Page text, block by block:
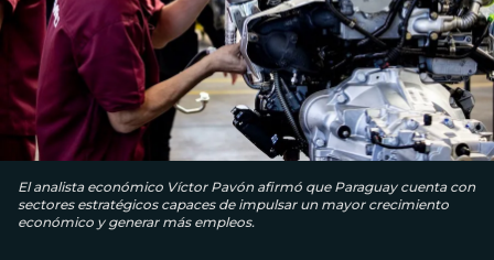
El analista económico Víctor Pavón afirmó que Paraguay cuenta con
sectores estratégicos capaces de impulsar un mayor crecimiento
económico y generar más empleos.